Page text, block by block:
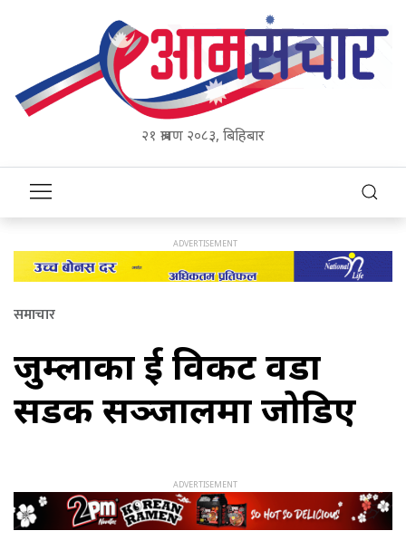
२१ श्रावण २०८३, बिहिबार
समाचार
जुम्लाका दुई विकट वडा
सडक सञ्जालमा जोडिए